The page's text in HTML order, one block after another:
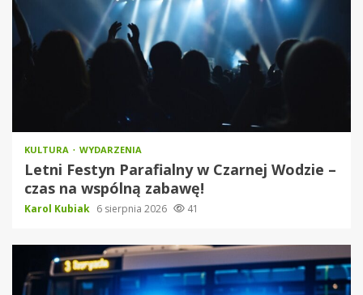
KULTURA WYDARZENIA
Letni Festyn Parafialny w Czarnej Wodzie –
czas na wspólną zabawę!
Karol Kubiak 6 sierpnia 2026 41